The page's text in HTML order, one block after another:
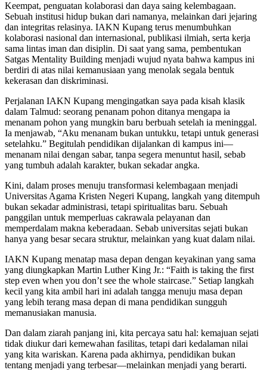
Keempat, penguatan kolaborasi dan daya saing kelembagaan.
Sebuah institusi hidup bukan dari namanya, melainkan dari jejaring
dan integritas relasinya. IAKN Kupang terus menumbuhkan
kolaborasi nasional dan internasional, publikasi ilmiah, serta kerja
sama lintas iman dan disiplin. Di saat yang sama, pembentukan
Satgas Mentality Building menjadi wujud nyata bahwa kampus ini
berdiri di atas nilai kemanusiaan yang menolak segala bentuk
kekerasan dan diskriminasi.
Perjalanan IAKN Kupang mengingatkan saya pada kisah klasik
dalam Talmud: seorang penanam pohon ditanya mengapa ia
menanam pohon yang mungkin baru berbuah setelah ia meninggal.
Ia menjawab, “Aku menanam bukan untukku, tetapi untuk generasi
setelahku.” Begitulah pendidikan dijalankan di kampus ini—
menanam nilai dengan sabar, tanpa segera menuntut hasil, sebab
yang tumbuh adalah karakter, bukan sekadar angka.
Kini, dalam proses menuju transformasi kelembagaan menjadi
Universitas Agama Kristen Negeri Kupang, langkah yang ditempuh
bukan sekadar administrasi, tetapi spiritualitas baru. Sebuah
panggilan untuk memperluas cakrawala pelayanan dan
memperdalam makna keberadaan. Sebab universitas sejati bukan
hanya yang besar secara struktur, melainkan yang kuat dalam nilai.
IAKN Kupang menatap masa depan dengan keyakinan yang sama
yang diungkapkan Martin Luther King Jr.: “Faith is taking the first
step even when you don’t see the whole staircase.” Setiap langkah
kecil yang kita ambil hari ini adalah tangga menuju masa depan
yang lebih terang masa depan di mana pendidikan sungguh
memanusiakan manusia.
Dan dalam ziarah panjang ini, kita percaya satu hal: kemajuan sejati
tidak diukur dari kemewahan fasilitas, tetapi dari kedalaman nilai
yang kita wariskan. Karena pada akhirnya, pendidikan bukan
tentang menjadi yang terbesar—melainkan menjadi yang berarti.